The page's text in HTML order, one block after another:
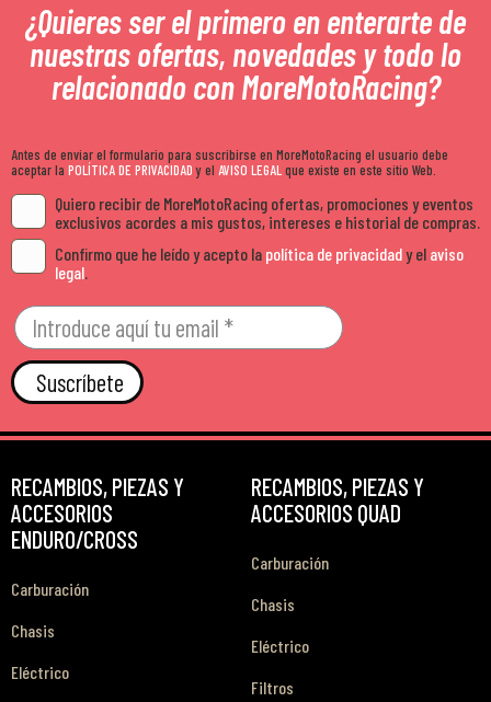
¿Quieres ser el primero en enterarte de
nuestras ofertas, novedades y todo lo
relacionado con MoreMotoRacing?
Antes de enviar el formulario para suscribirse en MoreMotoRacing el usuario debe
aceptar la POLÍTICA DE PRIVACIDADy el AVISO LEGALque existe en este sitio Web.
Quiero recibir de MoreMotoRacing ofertas, promociones y eventos
exclusivos acordes a mis gustos, intereses e historial de compras.
Confirmo que he leído y acepto la política de privacidady el aviso
legal.
Suscríbete
RECAMBIOS, PIEZAS Y
ACCESORIOS
ENDURO/CROSS
Carburación
Chasis
Eléctrico
RECAMBIOS, PIEZAS Y
ACCESORIOS QUAD
Carburación
Chasis
Eléctrico
Filtros